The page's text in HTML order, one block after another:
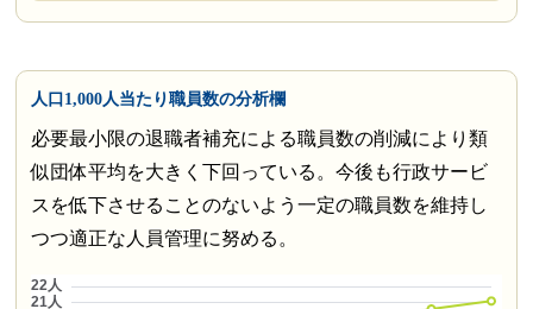
人口1,000人当たり職員数の分析欄
必要最小限の退職者補充による職員数の削減により類
似団体平均を大きく下回っている。今後も行政サービ
スを低下させることのないよう一定の職員数を維持し
つつ適正な人員管理に努める。